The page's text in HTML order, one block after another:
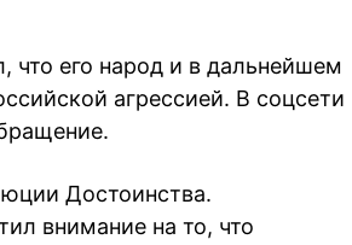
его народ и в дальнейшем
агрессией. В соцсети
Достоинства.
внимание на то, что